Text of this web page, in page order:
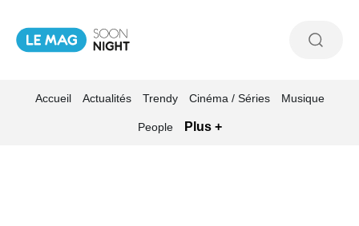
Accueil Actualités Trendy Cinéma / Séries Musique
People Plus +